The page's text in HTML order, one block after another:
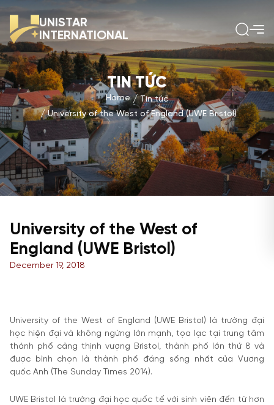
UNISTAR
INTERNATIONAL
TIN TỨC
Home
Tin tức
University of the West of England (UWE Bristol)
University of the West of
England (UWE Bristol)
December 19, 2018
University of the West of England (UWE Bristol) là trường đại
học hiện đại và không ngừng lớn mạnh, tọa lạc tại trung tâm
thành phố cảng thịnh vượng Bristol, thành phố lớn thứ 8 và
được bình chọn là thành phố đáng sống nhất của Vương
quốc Anh (The Sunday Times 2014).
UWE Bristol là trường đại học quốc tế với sinh viên đến từ hơn